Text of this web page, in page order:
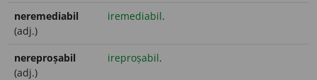
neremediabil
(adj.)
iremediabil.
nereproșabil
(adj.)
ireproșabil.